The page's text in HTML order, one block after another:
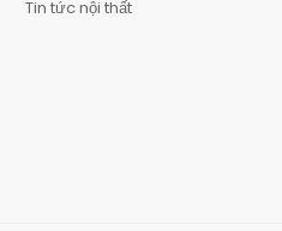
Tin tức nội thất